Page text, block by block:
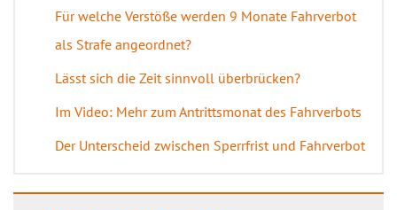
Für welche Verstöße werden 9 Monate Fahrverbot
als Strafe angeordnet?
Lässt sich die Zeit sinnvoll überbrücken?
Im Video: Mehr zum Antrittsmonat des Fahrverbots
Der Unterscheid zwischen Sperrfrist und Fahrverbot